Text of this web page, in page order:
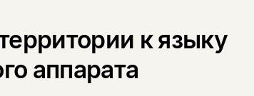
к языку
аппарата